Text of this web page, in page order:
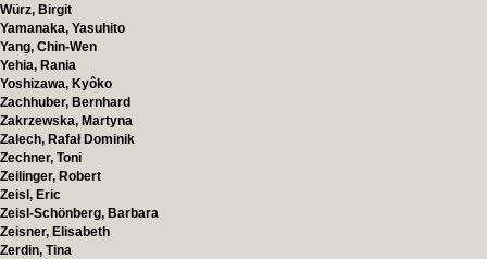
Würz, Birgit
Yamanaka, Yasuhito
Yang, Chin-Wen
Yehia, Rania
Yoshizawa, Kyôko
Zachhuber, Bernhard
Zakrzewska, Martyna
Zalech, Rafał Dominik
Zechner, Toni
Zeilinger, Robert
Zeisl, Eric
Zeisl-Schönberg, Barbara
Zeisner, Elisabeth
Zerdin, Tina